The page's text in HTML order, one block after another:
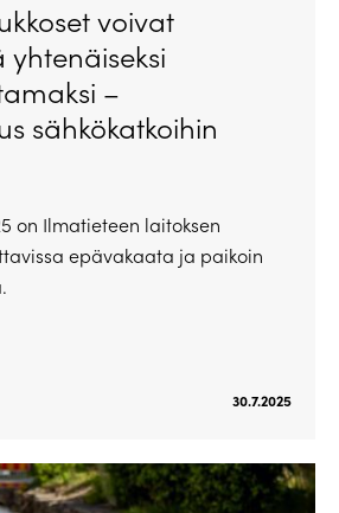
voivat
–
sähkökatkoihin
on Ilmatieteen laitoksen
epävakaata ja paikoin
30.7.2025